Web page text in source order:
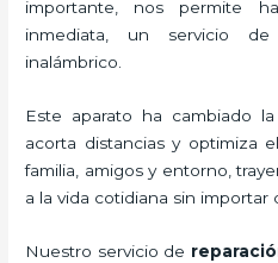
importante, nos permite
inmediata, un servicio
inalámbrico.
Este aparato ha cambiado
acorta distancias y optimiza
familia, amigos y entorno,
a la vida cotidiana sin
Nuestro servicio de